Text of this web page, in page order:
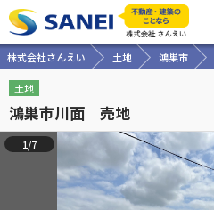
株式会社さんえい 土地 鴻巣市
土地
鴻巣市川面 売地
1/7